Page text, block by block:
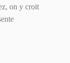
on y croit